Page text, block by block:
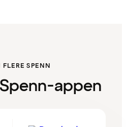
FLERE SPENN
appen